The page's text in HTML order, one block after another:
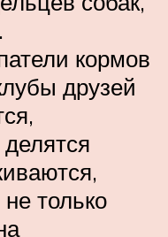
кормов
друзей
только